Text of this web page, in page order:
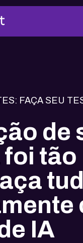
FAÇA SEU
de
tão
IA